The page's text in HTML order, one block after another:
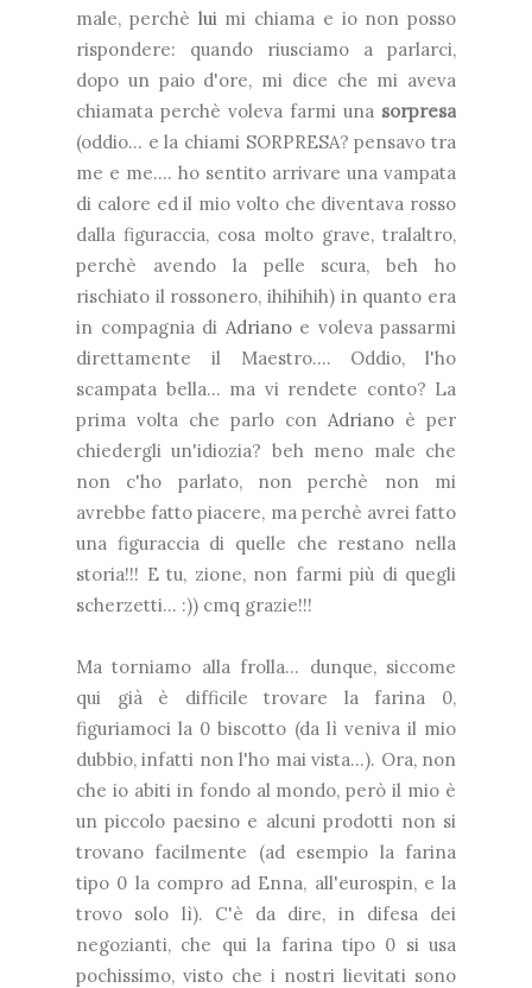
male, perchè lui mi chiama e io non posso
rispondere: quando riusciamo a parlarci,
dopo un paio d'ore, mi dice che mi aveva
chiamata perchè voleva farmi una sorpresa
(oddio... e la chiami SORPRESA? pensavo tra
me e me.... ho sentito arrivare una vampata
di calore ed il mio volto che diventava rosso
dalla figuraccia, cosa molto grave, tralaltro,
perchè avendo la pelle scura, beh ho
rischiato il rossonero, ihihihih) in quanto era
in compagnia di Adriano e voleva passarmi
direttamente il Maestro.... Oddio, l'ho
scampata bella... ma vi rendete conto? La
prima volta che parlo con Adriano è per
chiedergli un'idiozia? beh meno male che
non c'ho parlato, non perchè non mi
avrebbe fatto piacere, ma perchè avrei fatto
una figuraccia di quelle che restano nella
storia!!! E tu, zione, non farmi più di quegli
scherzetti... :)) cmq grazie!!!
Ma torniamo alla frolla... dunque, siccome
qui già è difficile trovare la farina 0,
figuriamoci la 0 biscotto (da lì veniva il mio
dubbio, infatti non l'ho mai vista...). Ora, non
che io abiti in fondo al mondo, però il mio è
un piccolo paesino e alcuni prodotti non si
trovano facilmente (ad esempio la farina
tipo 0 la compro ad Enna, all'eurospin, e la
trovo solo lì). C'è da dire, in difesa dei
negozianti, che qui la farina tipo 0 si usa
pochissimo, visto che i nostri lievitati sono